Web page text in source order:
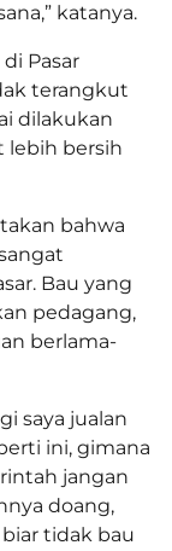
katanya.
Pasar
terangkut
dilakukan
lebih bersih
bahwa
Bau yang
pedagang,
berlama-
saya jualan
ini, gimana
jangan
doang,
tidak bau